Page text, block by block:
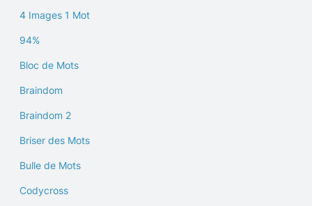
4 Images 1 Mot
94%
Bloc de Mots
Braindom
Braindom 2
Briser des Mots
Bulle de Mots
Codycross